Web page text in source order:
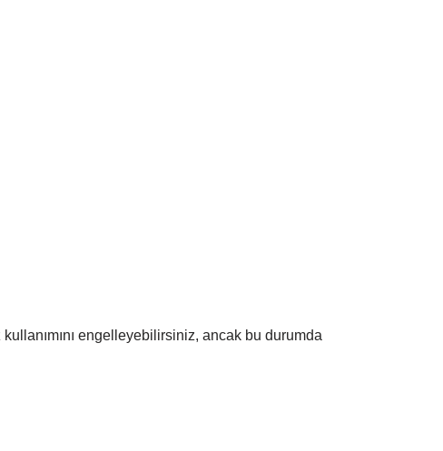
engelleyebilirsiniz, ancak bu durumda